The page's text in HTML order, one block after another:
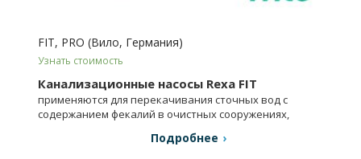
FIT, PRO (Вило, Германия)
Узнать стоимость
Канализационные насосы Rexa FIT
применяются для перекачивания сточных вод с
содержанием фекалий в очистных сооружениях,
Подробнее